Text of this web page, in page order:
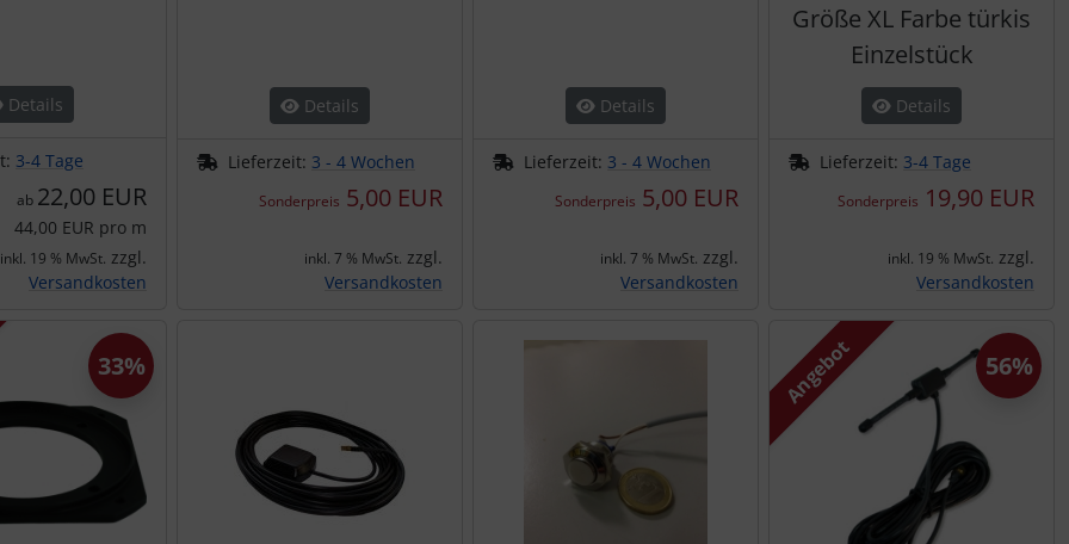
Details
3-4 Tage
ab 22,00 EUR
44,00 EUR pro m
inkl. 19 % MwSt. zzgl.
Versandkosten
Details
Lieferzeit: 3 - 4 Wochen
Sonderpreis 5,00 EUR
inkl. 7 % MwSt. zzgl.
Versandkosten
Details
Lieferzeit: 3 - 4 Wochen
Sonderpreis 5,00 EUR
inkl. 7 % MwSt. zzgl.
Versandkosten
Größe XL Farbe türkis
Einzelstück
Details
Lieferzeit: 3-4 Tage
Sonderpreis 19,90 EUR
inkl. 19 % MwSt. zzgl.
Versandkosten
33% Angebot 56%